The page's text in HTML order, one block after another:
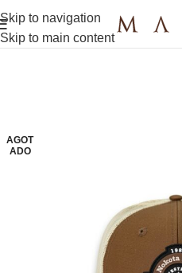
Skip to navigation
Skip to main content
AGOT
ADO